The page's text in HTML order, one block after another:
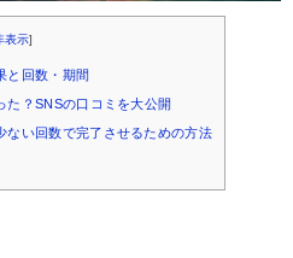
表示]
と回数・期間
た？SNSの口コミを大公開
ない回数で完了させるための方法